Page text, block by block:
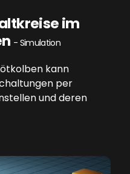
im
- Simulation
kann
per
und deren